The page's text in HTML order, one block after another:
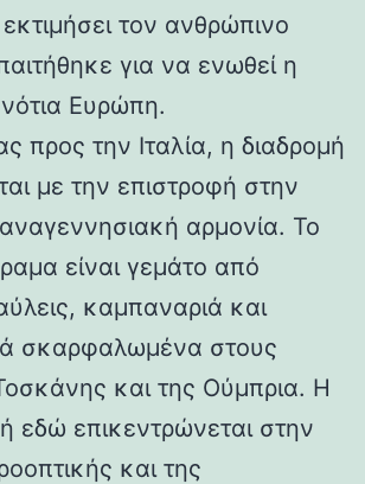
τον ανθρώπινο
για να ενωθεί η
Ευρώπη.
προς την Ιταλία, η διαδρομή
με την επιστροφή στην
αρμονία. Το
είναι γεμάτο από
καμπαναριά και
σκαρφαλωμένα στους
και της Ούμπρια. Η
εδώ επικεντρώνεται στην
και της